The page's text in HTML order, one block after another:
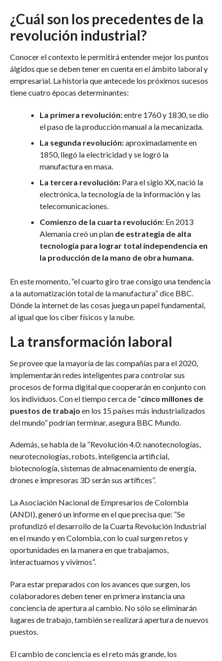
¿Cuál son los precedentes de la
revolución industrial?
Conocer el contexto le permitirá entender mejor los puntos
álgidos que se deben tener en cuenta en el ámbito laboral y
empresarial. La historia que antecede los próximos sucesos
tiene cuatro épocas determinantes:
La primera revolución:entre 1760 y 1830, se dio
el paso de la producción manual a la mecanizada.
La segunda revolución:aproximadamente en
1850, llegó la electricidad y se logró la
manufactura en masa.
La tercera revolución: Para el siglo XX, nació la
electrónica, la tecnología de la información y las
telecomunicaciones.
Comienzo de la cuarta revolución: En 2013
Alemania creó un plan de estrategia de alta
tecnología para lograr total independencia en
la producción de la mano de obra humana.
En este momento, “el cuarto giro trae consigo una tendencia
a la automatización total de la manufactura” dice BBC.
Dónde la internet de las cosas juega un papel fundamental,
al igual que los ciber físicos y la nube.
La transformación laboral
Se provee que la mayoría de las compañías para el 2020,
implementarán redes inteligentes para controlar sus
procesos de forma digital que cooperarán en conjunto con
los individuos. Con el tiempo cerca de “cinco millones de
puestos de trabajo en los 15 países más industrializados
del mundo” podrían terminar, asegura BBC Mundo.
Además, se habla de la “Revolución 4.0: nanotecnologías,
neurotecnologías, robots, inteligencia artificial,
biotecnología, sistemas de almacenamiento de energía,
drones e impresoras 3D serán sus artífices”.
La Asociación Nacional de Empresarios de Colombia
(ANDI), generó un informe en el que precisa que: “Se
profundizó el desarrollo de la Cuarta Revolución Industrial
en el mundo y en Colombia, con lo cual surgen retos y
oportunidades en la manera en que trabajamos,
interactuamos y vivimos”.
Para estar preparados con los avances que surgen, los
colaboradores deben tener en primera instancia una
conciencia de apertura al cambio. No sólo se eliminarán
lugares de trabajo, también se realizará apertura de nuevos
puestos.
El cambio de conciencia es el reto más grande, los